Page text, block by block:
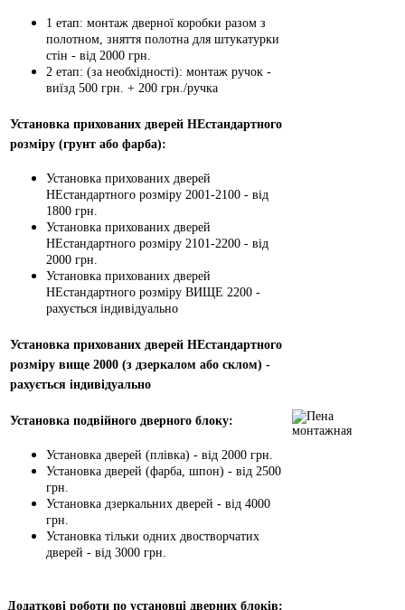
1 етап: монтаж дверної коробки разом з
полотном, зняття полотна для штукатурки
стін - від 2000 грн.
2 етап: (за необхідності): монтаж ручок -
виїзд 500 грн. + 200 грн./ручка
Установка прихованих дверей НЕстандартного
розміру (грунт або фарба):
Установка прихованих дверей
НЕстандартного розміру 2001-2100 - від
1800 грн.
Установка прихованих дверей
НЕстандартного розміру 2101-2200 - від
2000 грн.
Установка прихованих дверей
НЕстандартного розміру ВИЩЕ 2200 -
рахується індивідуально
Установка прихованих дверей НЕстандартного
розміру вище 2000 (з дзеркалом або склом) -
рахується індивідуально
Установка подвійного дверного блоку:
Установка дверей (плівка) - від 2000 грн.
Установка дверей (фарба, шпон) - від 2500
грн.
Установка дзеркальних дверей - від 4000
грн.
Установка тільки одних двостворчатих
дверей - від 3000 грн.
Додаткові роботи по установці дверних блоків: